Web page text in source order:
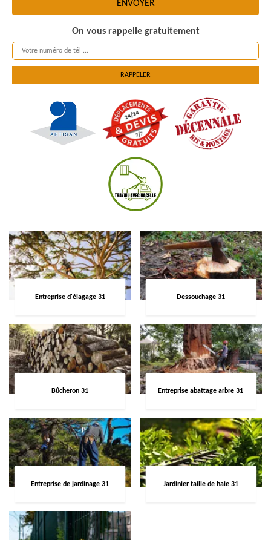
On vous rappelle gratuitement
Entreprise d'élagage 31 Dessouchage 31
Bûcheron 31 Entreprise abattage arbre 31
Entreprise de jardinage 31 Jardinier taille de haie 31